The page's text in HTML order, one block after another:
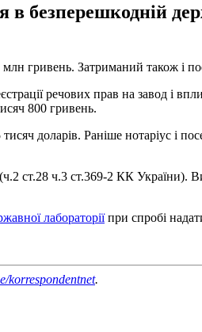
безперешкодній
млн гривень. Затриманий також і
речових прав на завод і
800 гривень.
доларів. Раніше нотаріус і
ст.28 ч.3 ст.369-2 КК України).
лабораторіїпри спробі
korrespondentnet.